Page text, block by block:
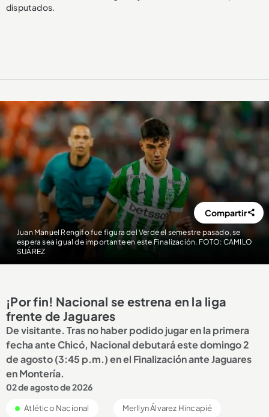
disputados.
Juan Manuel Rengifo fue figura del Verde el semestre pasado, se
espera sea igual de importante en este Finalización. FOTO: CAMILO
SUÁREZ
Compartir
¡Por fin! Nacional se estrena en la liga
frente de Jaguares
De visitante. Tras no haber podido jugar en la primera
fecha ante Chicó, Nacional debutará este domingo 2
de agosto (3:45 p.m.) en el Finalización ante Jaguares
en Montería.
02 de agosto de 2026
Atlético Nacional Merllyn Álvarez Hincapié